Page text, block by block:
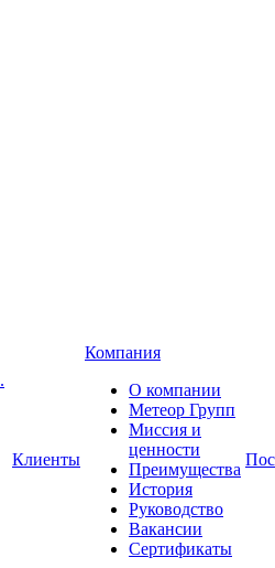
Клиенты
Компания
О компании
Метеор Групп
Миссия и
ценности
Преимущества
История
Руководство
Вакансии
Сертификаты